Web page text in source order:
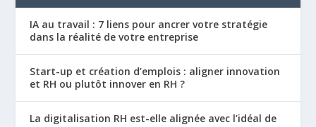
IA au travail : 7 liens pour ancrer votre stratégie
dans la réalité de votre entreprise
Start-up et création d’emplois : aligner innovation
et RH ou plutôt innover en RH ?
La digitalisation RH est-elle alignée avec l’idéal de